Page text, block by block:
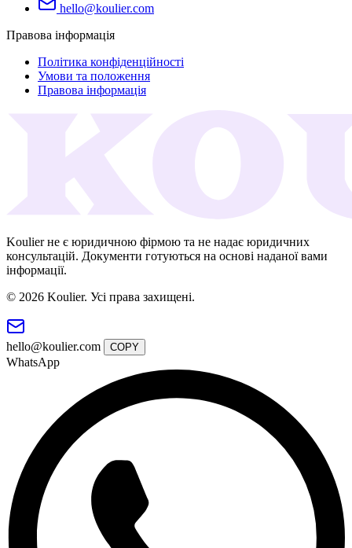
hello@koulier.com
Правова інформація
Політика конфіденційності
Умови та положення
Правова інформація
Koulier не є юридичною фірмою та не надає юридичних
консультацій. Документи готуються на основі наданої вами
інформації.
© 2026 Koulier. Усі права захищені.
hello@koulier.com COPY
WhatsApp